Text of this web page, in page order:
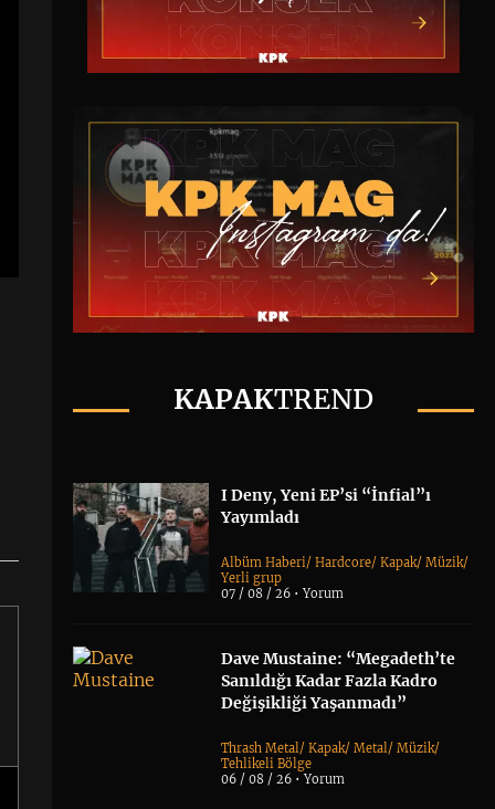
KAPAKTREND
I Deny, Yeni EP’si “İnfial”ı
Yayımladı
Albüm Haberi/Hardcore/Kapak/Müzik/
Yerli grup
07 / 08 / 26 •Yorum
Dave Mustaine: “Megadeth’te
Sanıldığı Kadar Fazla Kadro
Değişikliği Yaşanmadı”
Thrash Metal/Kapak/Metal/Müzik/
Tehlikeli Bölge
06 / 08 / 26 •Yorum